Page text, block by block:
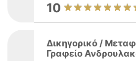
10
Δικηγορικό /
Γραφείο